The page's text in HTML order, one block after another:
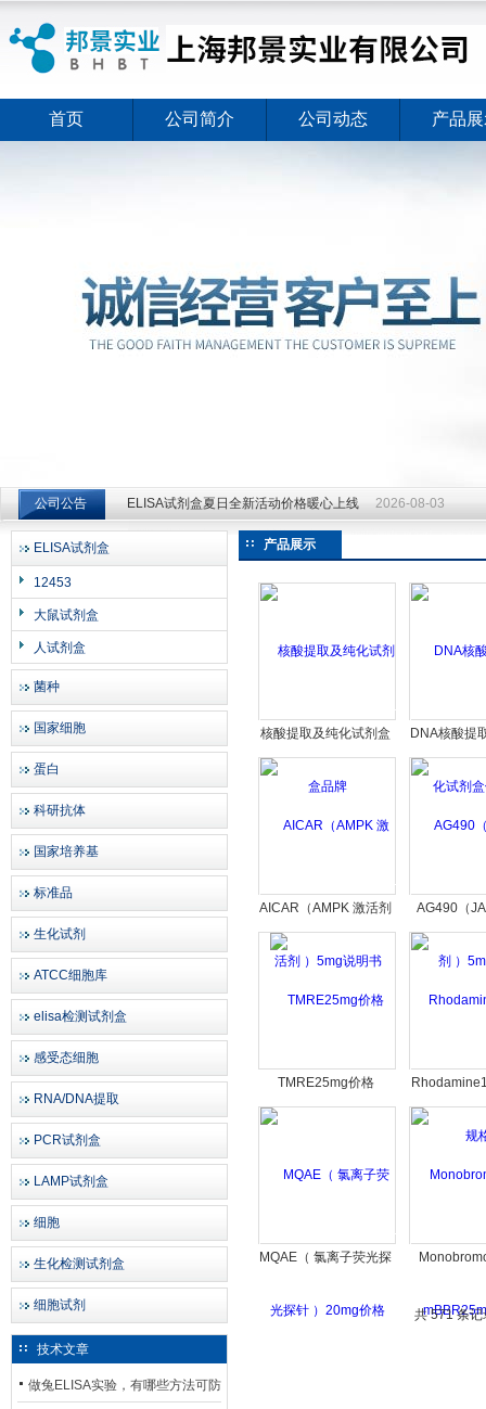
上海邦景实业有限公司
首页 公司简介 公司动态 产品
公司公告 ELISA试剂盒夏日全新活动价格暖心上线 2026-08-03
ELISA试剂盒夏日全新活动价格暖心上线
ELISA试剂盒
12453
大鼠试剂盒
人试剂盒
菌种
国家细胞
蛋白
科研抗体
国家培养基
标准品
生化试剂
ATCC细胞库
elisa检测试剂盒
感受态细胞
RNA/DNA提取
PCR试剂盒
LAMP试剂盒
细胞
生化检测试剂盒
细胞试剂
技术文章
做兔ELISA实验，有哪些方法可防
产品展示
核酸提取及纯化试剂盒
品牌
DNA核酸提
剂盒供
AICAR（AMPK 激活剂
）5mg说明书
AG490（
）5mg
TMRE25mg价格
格
MQAE（ 氯离子荧光探
共 571 条